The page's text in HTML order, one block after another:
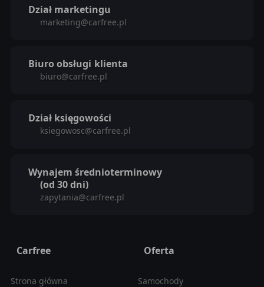
Dział marketingu
marketing@carfree.pl
Biuro obsługi klienta
biuro@carfree.pl
Dział księgowości
ksiegowosc@carfree.pl
Wynajem średnioterminowy
(od 30 dni)
zapytania@carfree.pl
Carfree
Strona główna
Oferta
Samochody